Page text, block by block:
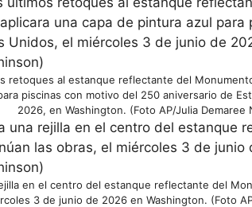
retoques al estanque reflectante del
piscinas con motivo del 250 aniversario de
2026, en Washington. (Foto AP/Julia Demaree
en el centro del estanque reflectante del
3 de junio de 2026 en Washington. (Foto